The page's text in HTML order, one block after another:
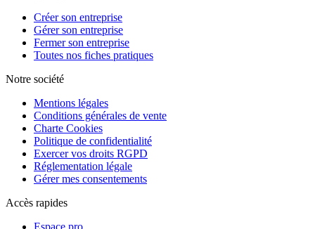
Créer son entreprise
Gérer son entreprise
Fermer son entreprise
Toutes nos fiches pratiques
Notre société
Mentions légales
Conditions générales de vente
Charte Cookies
Politique de confidentialité
Exercer vos droits RGPD
Réglementation légale
Gérer mes consentements
Accès rapides
Espace pro